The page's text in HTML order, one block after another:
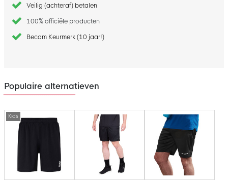
Veilig (achteraf) betalen
100% officiële producten
Becom Keurmerk (10 jaar!)
Populaire alternatieven
Kids